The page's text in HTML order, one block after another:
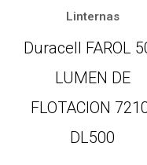
Linternas
Duracell FAROL
LUMEN DE
FLOTACION
DL500